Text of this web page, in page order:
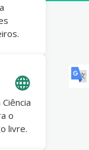
o
livre.